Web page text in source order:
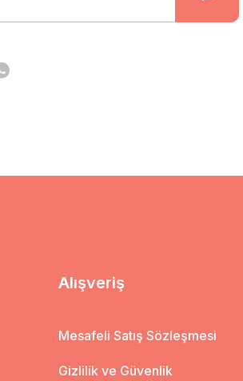
Alışveriş
Mesafeli Satış Sözleşmesi
Gizlilik ve Güvenlik